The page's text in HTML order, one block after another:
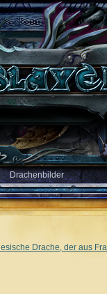
Drachenbilder
Drache, der aus